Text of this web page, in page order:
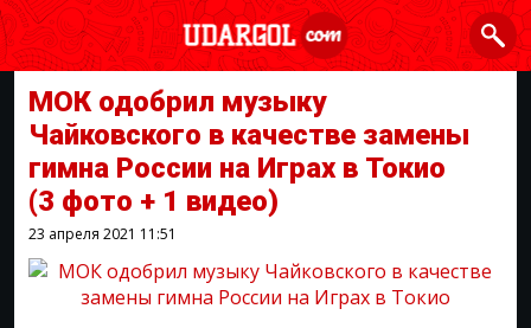
МОК одобрил музыку
Чайковского в качестве замены
гимна России на Играх в Токио
(3 фото + 1 видео)
23 апреля 2021 11:51